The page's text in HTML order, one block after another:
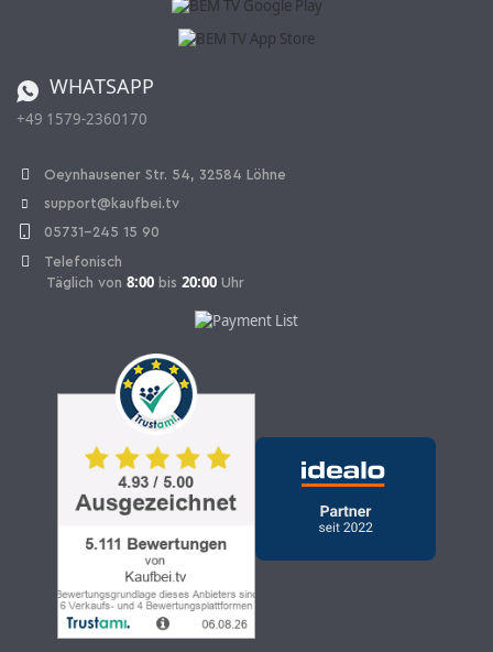
Vertrag widerrufen
WHATSAPP
+49 1579-2360170
Oeynhausener Str. 54, 32584 Löhne
support@kaufbei.tv
05731-245 15 90
Telefonisch
Täglich von 8:00 bis 20:00 Uhr